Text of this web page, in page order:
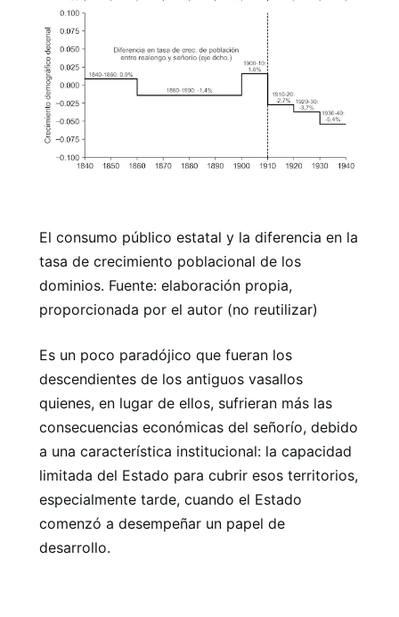
El consumo público estatal y la diferencia en la
tasa de crecimiento poblacional de los
dominios. Fuente: elaboración propia,
proporcionada por el autor (no reutilizar)
Es un poco paradójico que fueran los
descendientes de los antiguos vasallos
quienes, en lugar de ellos, sufrieran más las
consecuencias económicas del señorío, debido
a una característica institucional: la capacidad
limitada del Estado para cubrir esos territorios,
especialmente tarde, cuando el Estado
comenzó a desempeñar un papel de
desarrollo.